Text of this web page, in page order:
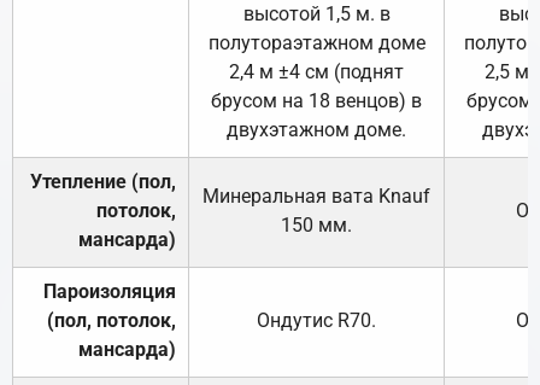
высотой 1,5 м. в
полутораэтажном доме
2,4 м ±4 см (поднят
брусом на 18 венцов) в
двухэтажном доме.
2,5 м
брусом
Утепление (пол,
потолок,
мансарда)
Минеральная вата Knauf
150 мм.
Пароизоляция
(пол, потолок,
мансарда)
Ондутис R70.